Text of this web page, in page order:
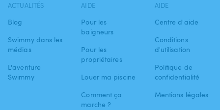
ACTUALITÉS
Blog
Swimmy dans les
médias
L'aventure
Swimmy
AIDE
Pour les
baigneurs
Pour les
propriétaires
Louer ma piscine
Comment ça
marche ?
AIDE
Centre d'aide
Conditions
d'utilisation
Politique de
confidentialité
Mentions légales